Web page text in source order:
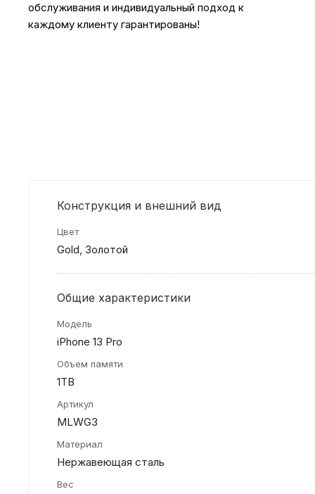
обслуживания и индивидуальный подход к
каждому клиенту гарантированы!
Конструкция и внешний вид
Цвет
Gold, Золотой
Общие характеристики
Модель
iPhone 13 Pro
Объем памяти
1TB
Артикул
MLWG3
Материал
Нержавеющая сталь
Вес